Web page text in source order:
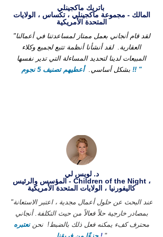
باتريك ماكجينلي
المالك - مجموعة ماكجينلي ، تكساس ، الولايات
المتحدة الأمريكية
"لقد قام أنجاني بعمل ممتاز لمساعدتنا في أعمالنا
العقارية. لقد أنشأنا أنظمة تتبع لجميع وكلاء
المبيعات لدينا لتحديد المساءلة التي تدير نفسها
بشكل أساسي. أعطيهم تصنيف 5 نجوم !! "
د. لويس لي
المؤسس والرئيس - Children of the Night ،
كاليفورنيا ، الولايات المتحدة الأمريكية
"عند البحث عن حلول أعمال مجدية ، اعتبر الاستعانة
بمصادر خارجية حلاً فعالاً من حيث التكلفة. أنجاني
محترف كفء يمكنه فعل ذلك بالضبط! نحن نعتبره